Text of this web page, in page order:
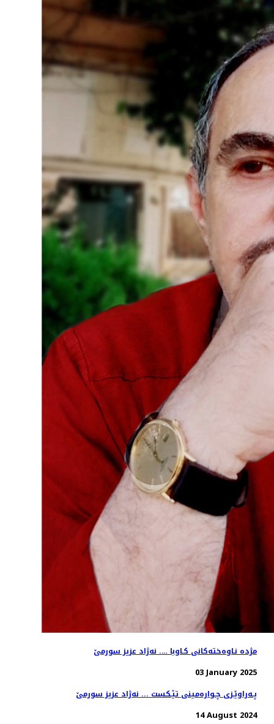
مژده‌ نـاوه‌خته‌كانی كـاوبا …. نه‌ژاد عزیز سورمێ
03 January 2025
پـه‌راوێـزی چـواره‌مینی تێـكست ... نه‌ژاد عزیز سورمێ
14 August 2024